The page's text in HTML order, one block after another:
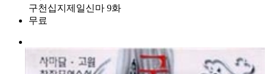
구천십지제일신마 9화
무료